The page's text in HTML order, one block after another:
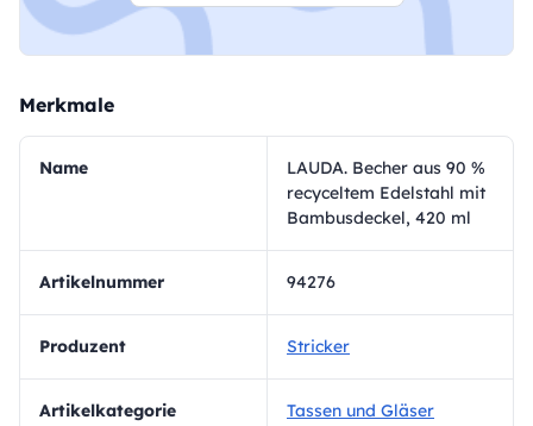
Merkmale
Name
LAUDA. Becher aus 90 %
recyceltem Edelstahl mit
Bambusdeckel, 420 ml
Artikelnummer 94276
Produzent Stricker
Artikelkategorie Tassen und Gläser